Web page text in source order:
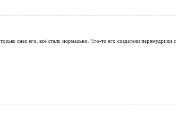
снес его, всё стало нормально. Что-то его создатели перемудрили